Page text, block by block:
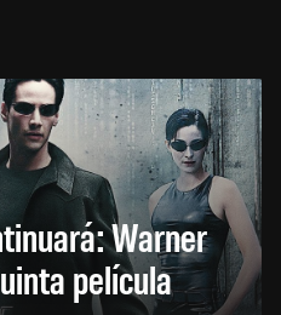
Warner
película